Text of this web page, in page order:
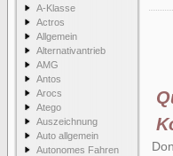
A-Klasse
Actros
Allgemein
Alternativantrieb
AMG
Antos
Arocs
Atego
Auszeichnung
Auto allgemein
Autonomes Fahren